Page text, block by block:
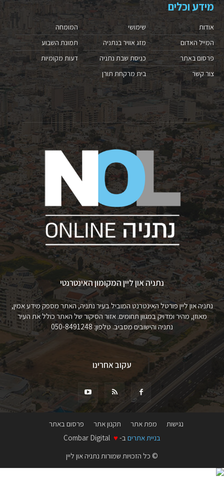
מידע וכלים
אודות
המייל האדום
פרסום באתר
צור קשר
שימושי
מזג אוויר בנתניה
כניסת שבת נתניה
בית מרקחת תורן
המומחה
תמונת השבוע
דעות מקומיות
נתניה און ליין המקומון האינטרנטי
נתניה און ליין פורטל האינטרנט המוביל בעיר נתניה, האתר מספק מידע אמין,
מאוזן, מהיר ומדויק במגוון תחומים. אזור הסיקור של האתר כולל את העיר
נתניה והישובים מסביב. טלפון: 050-8491248
עקוב אחרינו
נגישות מפת אתר תקנון אתר
פרסום באתר
בניית אתרים ב- ♥
© כל הזכויות שמורות נתניה און ליין